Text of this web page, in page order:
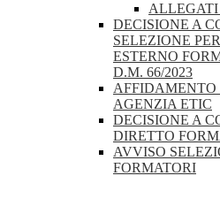
DECISIONE A
SELEZIONE
ESTERNO
D.M. 66/2023
AFFIDAMENTO
AGENZIA ETIC
DECISIONE A
DIRETTO
AVVISO
FORMATORI